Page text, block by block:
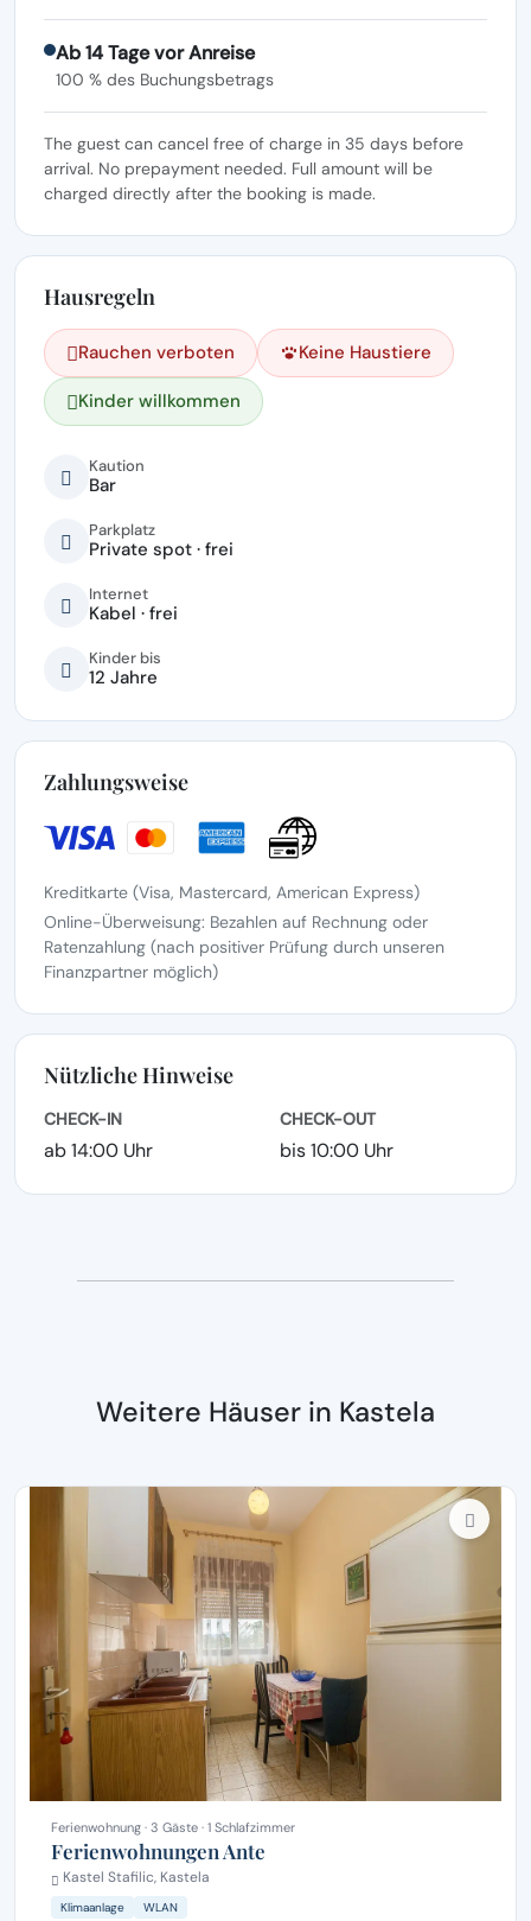
Ab 14 Tage vor Anreise
100 % des Buchungsbetrags
The guest can cancel free of charge in 35 days before
arrival. No prepayment needed. Full amount will be
charged directly after the booking is made.
Hausregeln
Rauchen verboten Keine Haustiere
Kinder willkommen
Kaution
Bar
Parkplatz
Private spot · frei
Internet
Kabel · frei
Kinder bis
12 Jahre
Zahlungsweise
Kreditkarte (Visa, Mastercard, American Express)
Online-Überweisung: Bezahlen auf Rechnung oder
Ratenzahlung (nach positiver Prüfung durch unseren
Finanzpartner möglich)
Nützliche Hinweise
CHECK-IN
ab 14:00 Uhr
CHECK-OUT
bis 10:00 Uhr
Weitere Häuser in Kastela
Ferienwohnung · 3 Gäste · 1 Schlafzimmer
Ferienwohnungen Ante
Kastel Stafilic, Kastela
Klimaanlage WLAN